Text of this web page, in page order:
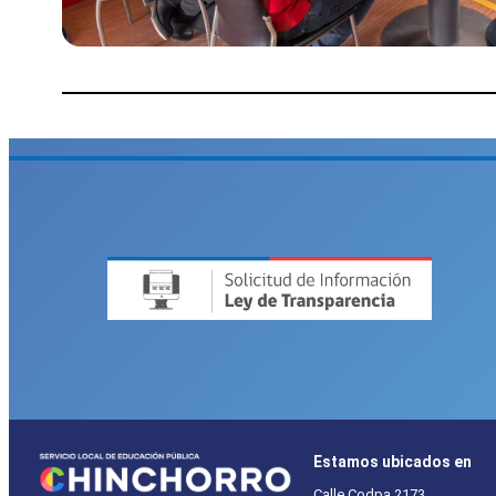
Estamos ubicados en